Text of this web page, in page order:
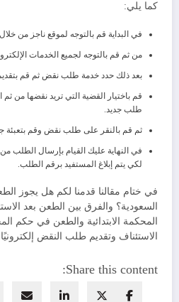
كما يلي:
في البداية قم بالتوجه لموقع ناجز من
من ثم قم بالتوجه لجميع الخدمات
بعد ذلك حدد خدمة طلب نقض ثم قم
قم باختيار القضية التي تريد نقضها من
طلب جديد.
ثم قم بالنقر على طلب نقض وقم بتعبئة
في النهاية عليك القيام بإرسال الطلب
لكي يتم إبلاغ المستفيد برقم الطلب.
في ختام مقالنا قدمنا لكم هل يجوز
السعودية؟ والفرق بين الطعن بعد
المحكمة الابتدائية والطعن في حكم
الاستئناف وتقديم طلب النقض
Share this content: